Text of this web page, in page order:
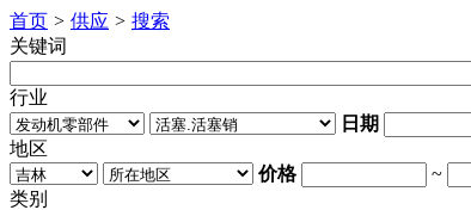
首页 > 供应 > 搜索
关键词
行业
日期
地区
价格
~
类别